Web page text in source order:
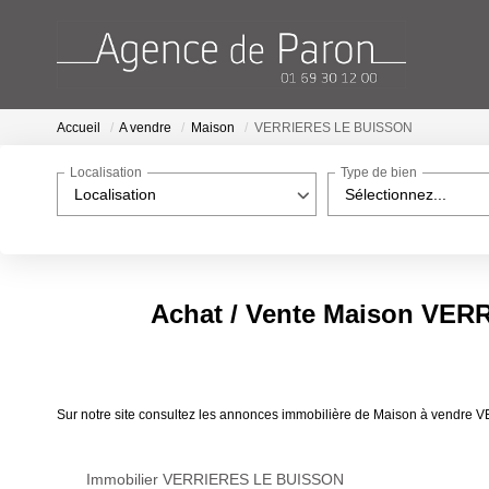
Accueil A vendre Maison VERRIERES LE BUISSON
Localisation
Localisation
Sélectionnez...
Type de bien
Achat / Vente Maison
Sur notre site consultez les annonces immobilière de Maison à vendre
Immobilier VERRIERES LE BUISSON